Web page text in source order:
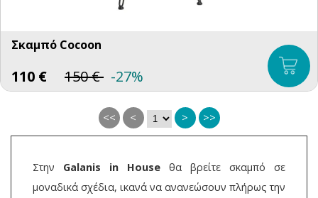
Σκαμπό Cocoon
110 € 150€ -27%
<< < > >>
Στην Galanis in House θα βρείτε σκαμπό σε
μοναδικά σχέδια, ικανά να ανανεώσουν πλήρως την